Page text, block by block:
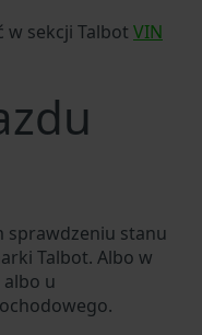
w sekcji Talbot VIN
sprawdzeniu stanu
Talbot. Albo w
u